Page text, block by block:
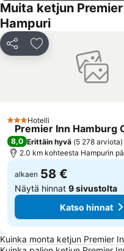
Muita ketjun
Hampuri
Jaa Lisää suosikkeihin
3 Tähtiluokitus
Hotelli
Premier Inn Hamburg
8,0 Erittäin hyvä (5 278 arviota)
2.0 km kohteesta Hampurin
alkaen 58 €
Näytä hinnat 9 sivustolta
Katso hinnat
Usein kysytyt
Kuinka monta ketjun Premier